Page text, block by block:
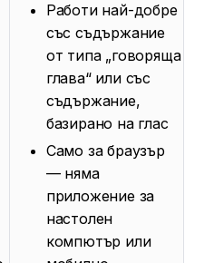
Работи най-добре
със съдържание
от типа „говоряща
глава“ или със
съдържание,
базирано на глас
Само за браузър
— няма
приложение за
настолен
компютър или